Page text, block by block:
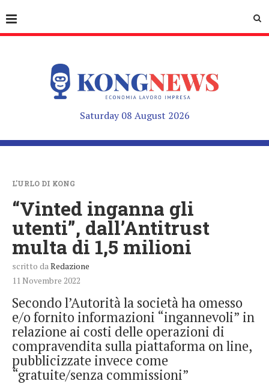
Saturday 08 August 2026
L'URLO DI KONG
“Vinted inganna gli
utenti”, dall’Antitrust
multa di 1,5 milioni
scritto da Redazione
11 Novembre 2022
Secondo l’Autorità la società ha omesso
e/o fornito informazioni “ingannevoli” in
relazione ai costi delle operazioni di
compravendita sulla piattaforma on line,
pubblicizzate invece come
“gratuite/senza commissioni”